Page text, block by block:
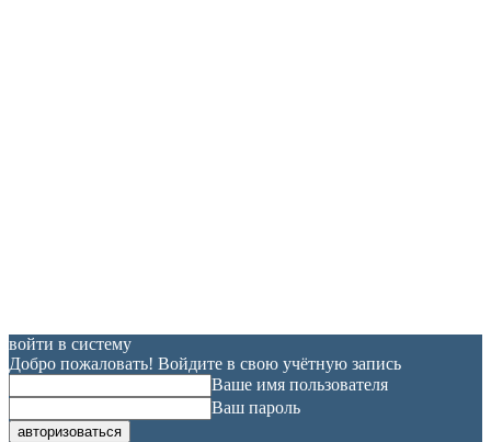
войти в систему
Добро пожаловать! Войдите в свою учётную запись
Ваше имя пользователя
Ваш пароль